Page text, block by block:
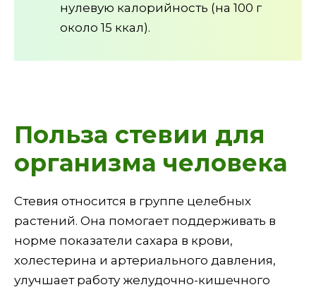
нулевую калорийность (на 100 г
около 15 ккал).
Польза стевии для
организма человека
Стевия относится в группе целебных
растений. Она помогает поддерживать в
норме показатели сахара в крови,
холестерина и артериального давления,
улучшает работу желудочно-кишечного